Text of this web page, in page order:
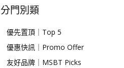
分門別類
優先置頂｜Top 5
優惠快訊｜Promo Offer
友好品牌｜MSBT Picks